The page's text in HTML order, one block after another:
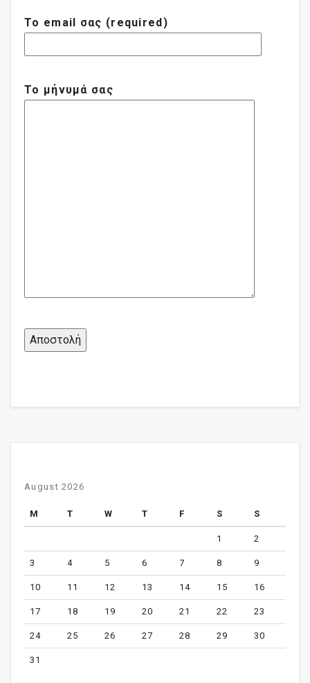
Το email σας (required)
Το μήνυμά σας
August 2026
M T W T F S S
1 2
3 4 5 6 7 8 9
10 11 12 13 14 15 16
17 18 19 20 21 22 23
24 25 26 27 28 29 30
31